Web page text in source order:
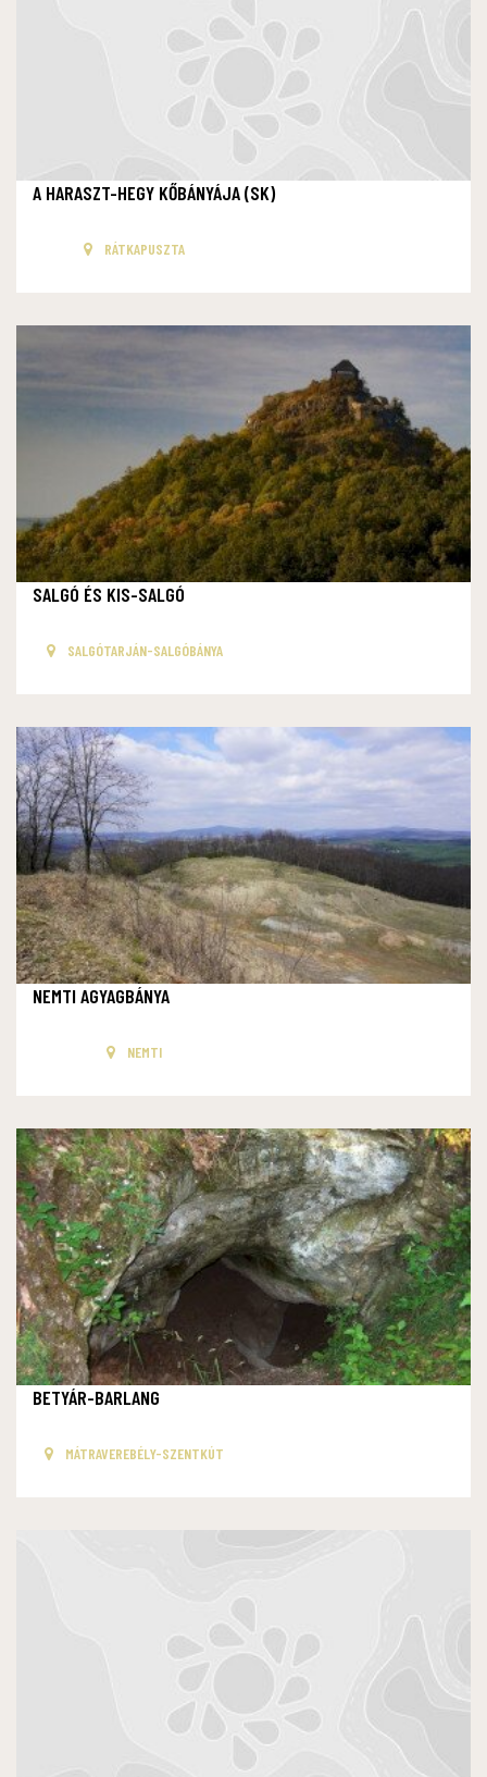
A HARASZT-HEGY KŐBÁNYÁJA (SK)
RÁTKAPUSZTA
SALGÓ ÉS KIS-SALGÓ
SALGÓTARJÁN-SALGÓBÁNYA
NEMTI AGYAGBÁNYA
NEMTI
BETYÁR-BARLANG
MÁTRAVEREBÉLY-SZENTKÚT